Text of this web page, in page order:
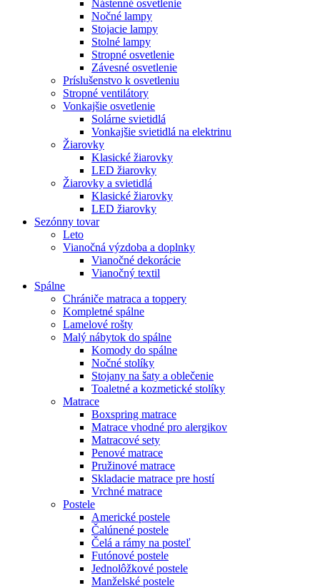
Nástenné osvetlenie
Nočné lampy
Stojacie lampy
Stolné lampy
Stropné osvetlenie
Závesné osvetlenie
Príslušenstvo k osvetleniu
Stropné ventilátory
Vonkajšie osvetlenie
Solárne svietidlá
Vonkajšie svietidlá na elektrinu
Žiarovky
Klasické žiarovky
LED žiarovky
Žiarovky a svietidlá
Klasické žiarovky
LED žiarovky
Sezónny tovar
Leto
Vianočná výzdoba a doplnky
Vianočné dekorácie
Vianočný textil
Spálne
Chrániče matraca a toppery
Kompletné spálne
Lamelové rošty
Malý nábytok do spálne
Komody do spálne
Nočné stolíky
Stojany na šaty a oblečenie
Toaletné a kozmetické stolíky
Matrace
Boxspring matrace
Matrace vhodné pro alergikov
Matracové sety
Penové matrace
Pružinové matrace
Skladacie matrace pre hostí
Vrchné matrace
Postele
Americké postele
Čalúnené postele
Čelá a rámy na posteľ
Futónové postele
Jednolôžkové postele
Manželské postele